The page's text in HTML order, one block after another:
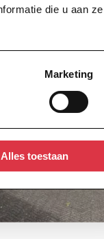
die u aan
Marketing
Alles toestaan